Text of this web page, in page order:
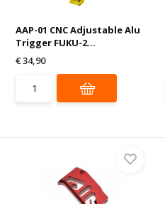
AAP-01 CNC Adjustable Alu
Trigger FUKU-2...
€ 34,90